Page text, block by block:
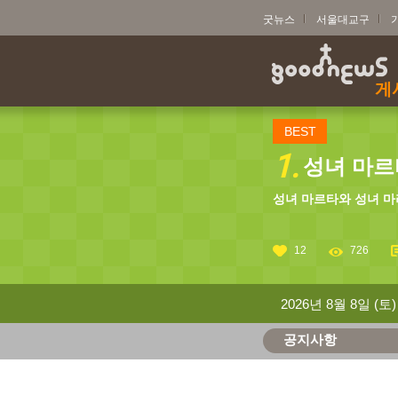
굿뉴스 서울대교구
게
BEST
1. 성녀 마
성녀 마르타와 성녀
12 726
2026년 8월 8일 (토)
공지사항